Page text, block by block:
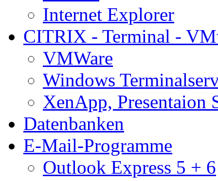
Internet Explorer
CITRIX - Terminal -
VMWare
Windows
XenApp, Presentaion
Datenbanken
E-Mail-Programme
Outlook Express 5 + 6